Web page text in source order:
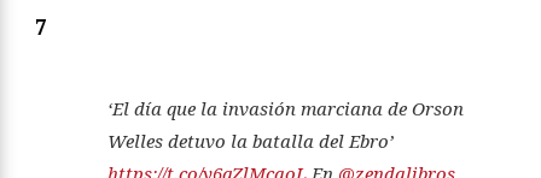
7
‘El día que la invasión marciana de Orson
Welles detuvo la batalla del Ebro’